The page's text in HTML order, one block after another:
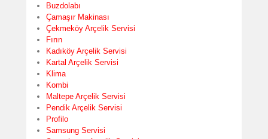
Buzdolabı
Çamaşır Makinası
Çekmeköy Arçelik Servisi
Fırın
Kadıköy Arçelik Servisi
Kartal Arçelik Servisi
Klima
Kombi
Maltepe Arçelik Servisi
Pendik Arçelik Servisi
Profilo
Samsung Servisi